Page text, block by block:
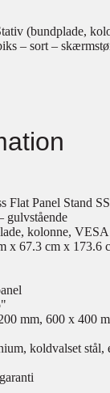
(bundplade,
– sort –
Flat Panel Stand
gulvstående
kolonne, VESA
x 67.3 cm x 173.6
mm, 600 x 400
koldvalset stål,